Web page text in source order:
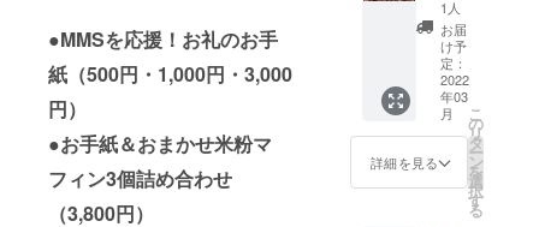
●MMSを応援！お礼のお手
紙（500円・1,000円・3,000
円）
●お手紙＆おまかせ米粉マ
フィン3個詰め合わせ
（3,800円）
産）き
び砂糖
（沖縄
県産）
アーモ
ンド
プード
ルト
（国
産）生
クリー
ム（国
産）等
※写真は
イメー
ジで
ムや
ジャム
を添え
ても美
味しい
です。
米粉
クッ
キーは1
＆米粉
クッ
キー詰
め合せ
＞ クッ
キーに
合うオ
リジナ
ルコー
1人
お届
け予
定：
2022
年03
月
詳細を見る
こ
の
リ
タ
ー
ン
を
選
択
す
る